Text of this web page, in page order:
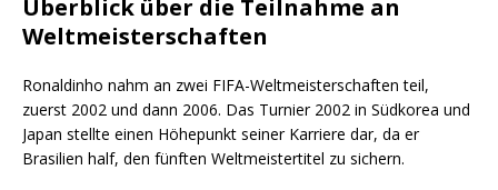
Überblick über die Teilnahme an
Weltmeisterschaften
Ronaldinho nahm an zwei FIFA-Weltmeisterschaften teil,
zuerst 2002 und dann 2006. Das Turnier 2002 in Südkorea und
Japan stellte einen Höhepunkt seiner Karriere dar, da er
Brasilien half, den fünften Weltmeistertitel zu sichern.